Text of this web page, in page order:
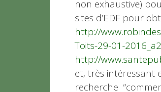
non exhaustive)
sites d’EDF pour
http://
Toits-29-01-
http://
et, très intéressant
recherche